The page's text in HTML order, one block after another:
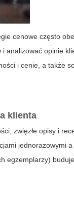
cenowe często
analizować opinie
i cenie, a także
klienta
zwięzłe opisy i
jednorazowymi
egzemplarzy)